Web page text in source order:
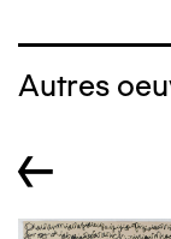
Autres
←